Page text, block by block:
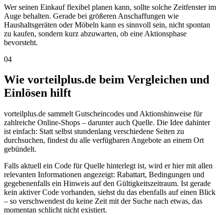
Wer seinen Einkauf flexibel planen kann, sollte solche Zeitfenster im
Auge behalten. Gerade bei größeren Anschaffungen wie
Haushaltsgeräten oder Möbeln kann es sinnvoll sein, nicht spontan
zu kaufen, sondern kurz abzuwarten, ob eine Aktionsphase
bevorsteht.
04
Wie vorteilplus.de beim Vergleichen und
Einlösen hilft
vorteilplus.de sammelt Gutscheincodes und Aktionshinweise für
zahlreiche Online-Shops – darunter auch Quelle. Die Idee dahinter
ist einfach: Statt selbst stundenlang verschiedene Seiten zu
durchsuchen, findest du alle verfügbaren Angebote an einem Ort
gebündelt.
Falls aktuell ein Code für Quelle hinterlegt ist, wird er hier mit allen
relevanten Informationen angezeigt: Rabattart, Bedingungen und
gegebenenfalls ein Hinweis auf den Gültigkeitszeitraum. Ist gerade
kein aktiver Code vorhanden, siehst du das ebenfalls auf einen Blick
– so verschwendest du keine Zeit mit der Suche nach etwas, das
momentan schlicht nicht existiert.